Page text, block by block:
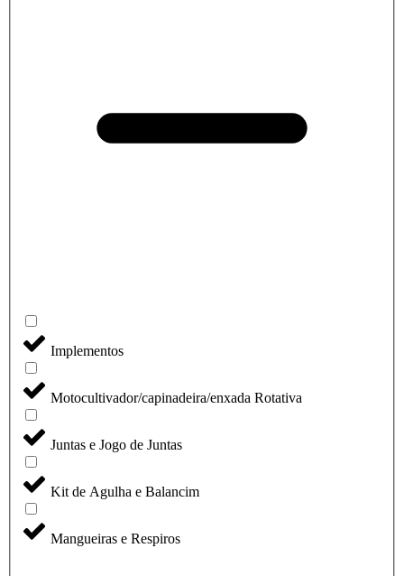
Implementos
Motocultivador/capinadeira/enxada Rotativa
Juntas e Jogo de Juntas
Kit de Agulha e Balancim
Mangueiras e Respiros